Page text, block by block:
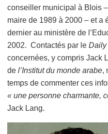
conseiller municipal à Blois
maire de 1989 à 2000 – et a
dernier au ministère de
2002. Contactés par le Daily
concernées, y compris Jack
de l’Institut du monde arabe,
temps de commenter ces
« une personne charmante,
Jack Lang.